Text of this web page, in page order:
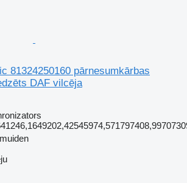
81324250160 pārnesumkārbas
DAF vilcēja